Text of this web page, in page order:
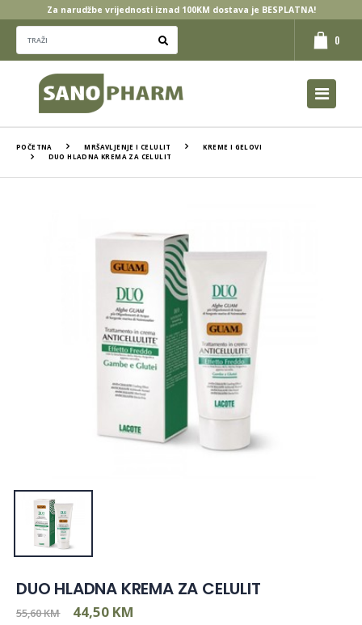
Za narudžbe vrijednosti iznad 100KM dostava je BESPLATNA!
0
POČETNA MRŠAVLJENJE I CELULIT
KREME I GELOVI
DUO HLADNA KREMA ZA CELULIT
DUO HLADNA KREMA ZA CELULIT
55,60 KM 44,50 KM